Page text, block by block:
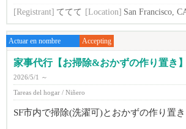
[Registrant] ててて [Location] San Francisco,
Actuar en nombre Accepting
家事代行【お掃除&おかずの作り置き】
2026/5/1 ～
Tareas del hogar / Niñero
SF市内で掃除(洗濯可)とおかずの作り置き